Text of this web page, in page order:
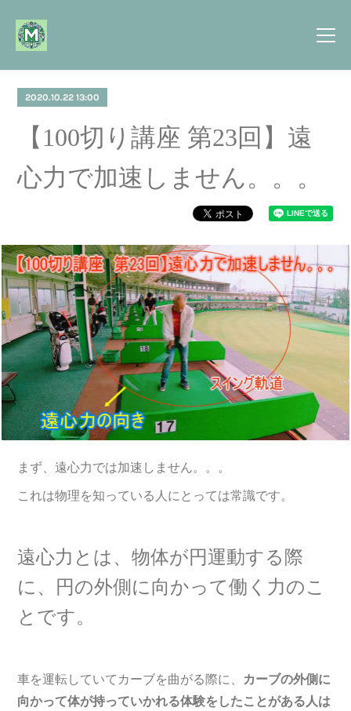
2020.10.22 13:00
【100切り講座 第23回】遠
心力で加速しません。。。
まず、遠心力では加速しません。。。
これは物理を知っている人にとっては常識です。
遠心力とは、物体が円運動する際
に、円の外側に向かって働く力のこ
とです。
車を運転していてカーブを曲がる際に、 カーブの外側に
向かって体が持っていかれる体験をしたことがある人は